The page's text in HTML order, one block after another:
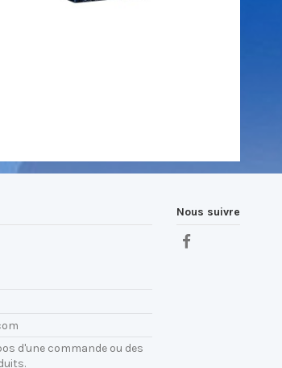
d'une commande ou des
Nous suivre